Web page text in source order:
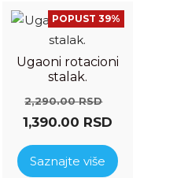
POPUST 39%
Ugaoni rotacioni
stalak.
2,290.00RSD
1,390.00 RSD
Saznajte više